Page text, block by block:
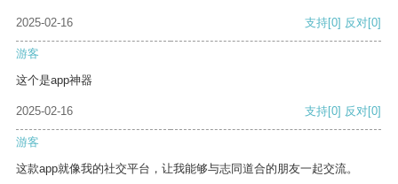
2025-02-16 支持[0] 反对[0]
游客
这个是app神器
2025-02-16 支持[0] 反对[0]
游客
这款app就像我的社交平台，让我能够与志同道合的朋友一起交流。